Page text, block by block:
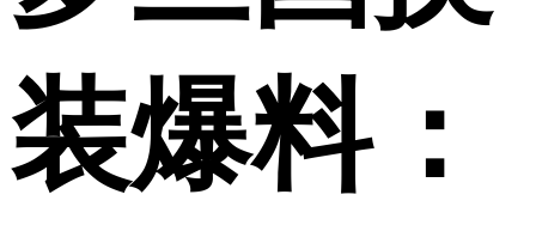
装爆料：